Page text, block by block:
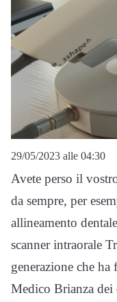
29/05/2023 alle 04:30
Avete perso il
da sempre, per
allineamento
scanner intraorale
generazione che
Medico Brianza dei